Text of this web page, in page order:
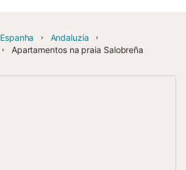
Espanha
Andaluzia
Apartamentos na praia Salobreña